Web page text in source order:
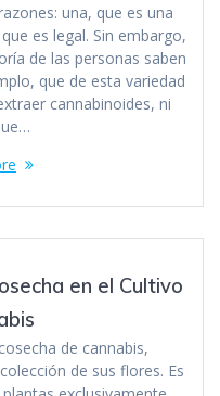
una, que es una
es legal. Sin embargo,
de las personas saben
que de esta variedad
cannabinoides, ni
en el Cultivo
de cannabis,
de sus flores. Es